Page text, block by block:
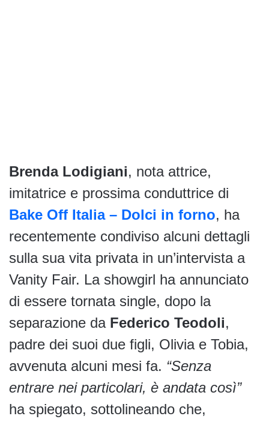
Brenda Lodigiani, nota attrice,
imitatrice e prossima conduttrice di
Bake Off Italia – Dolci in forno, ha
recentemente condiviso alcuni dettagli
sulla sua vita privata in un’intervista a
Vanity Fair. La showgirl ha annunciato
di essere tornata single, dopo la
separazione da Federico Teodoli,
padre dei suoi due figli, Olivia e Tobia,
avvenuta alcuni mesi fa. “Senza
entrare nei particolari, è andata così”
ha spiegato, sottolineando che,